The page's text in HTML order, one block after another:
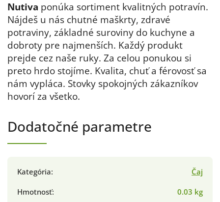
Nutiva ponúka sortiment kvalitných potravín.
Nájdeš u nás chutné maškrty, zdravé
potraviny, základné suroviny do kuchyne a
dobroty pre najmenších. Každý produkt
prejde cez naše ruky. Za celou ponukou si
preto hrdo stojíme. Kvalita, chuť a férovosť sa
nám vypláca. Stovky spokojných zákazníkov
hovorí za všetko.
Dodatočné parametre
Kategória:
Čaj
Hmotnosť:
0.03 kg